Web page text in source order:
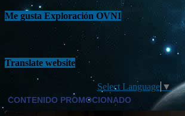
Me gusta Exploración OVNI
Translate website
Select Language ▼